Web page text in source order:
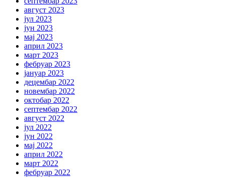
август 2023
јул 2023
јун 2023
мај 2023
април 2023
март 2023
фебруар 2023
јануар 2023
децембар 2022
новембар 2022
октобар 2022
септембар 2022
август 2022
јул 2022
јун 2022
мај 2022
април 2022
март 2022
фебруар 2022